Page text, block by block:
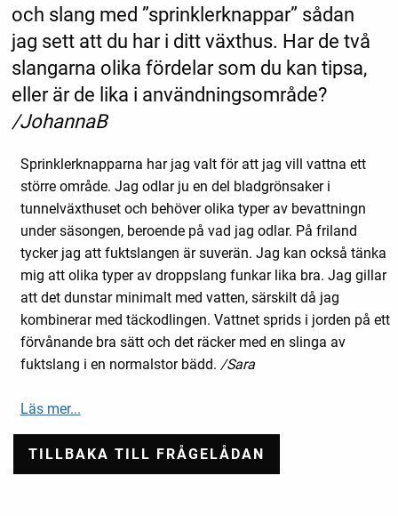
och slang med ”sprinklerknappar” sådan
jag sett att du har i ditt växthus. Har de två
slangarna olika fördelar som du kan tipsa,
eller är de lika i användningsområde?
/JohannaB
Sprinklerknapparna har jag valt för att jag vill vattna ett
större område. Jag odlar ju en del bladgrönsaker i
tunnelväxthuset och behöver olika typer av bevattningn
under säsongen, beroende på vad jag odlar. På friland
tycker jag att fuktslangen är suverän. Jag kan också tänka
mig att olika typer av droppslang funkar lika bra. Jag gillar
att det dunstar minimalt med vatten, särskilt då jag
kombinerar med täckodlingen. Vattnet sprids i jorden på ett
förvånande bra sätt och det räcker med en slinga av
fuktslang i en normalstor bädd. /Sara
Läs mer...